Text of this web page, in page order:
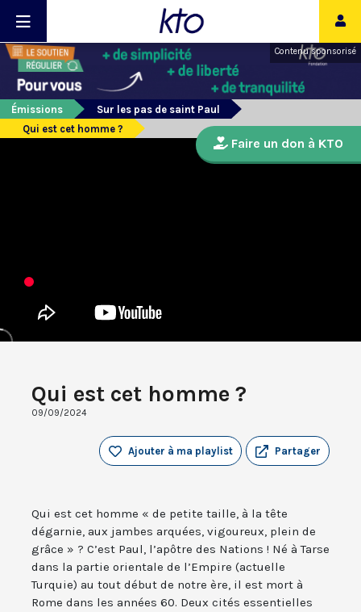
Contenu sponsorisé
Émissions
Sur les pas de saint Paul
Qui est cet homme ?
Qui est cet homme ?
09/09/2024
Partager
Ajouter à ma playlist
Qui est cet homme « de petite taille, à la tête
dégarnie, aux jambes arquées, vigoureux, plein de
grâce » ? C’est Paul, l’apôtre des Nations ! Né à Tarse
dans la partie orientale de l’Empire (actuelle
Turquie) au tout début de notre ère, il est mort à
Rome dans les années 60. Deux cités essentielles
Faire un don à KTO